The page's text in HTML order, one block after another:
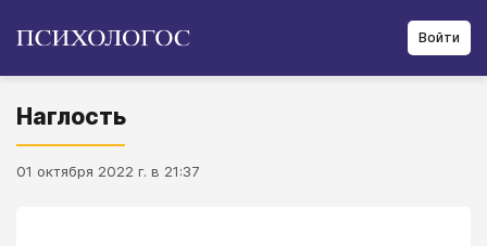
Войти
Наглость
01 октября 2022 г. в 21:37